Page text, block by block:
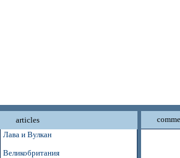
articles
Лава и Вулкан
Великобритания